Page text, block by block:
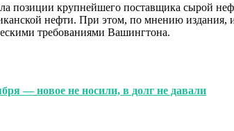
позиции крупнейшего поставщика сырой
нефти. При этом, по мнению
требованиями Вашингтона.
— новое не носили, в долг не давали